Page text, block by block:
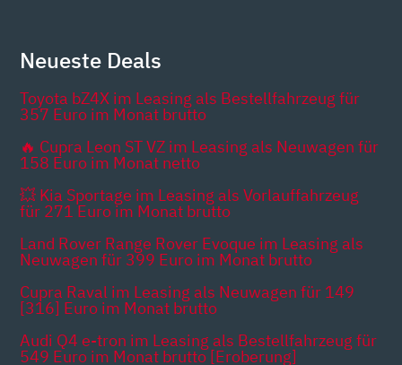
Neueste Deals
Toyota bZ4X im Leasing als Bestellfahrzeug für
357 Euro im Monat brutto
🔥 Cupra Leon ST VZ im Leasing als Neuwagen für
158 Euro im Monat netto
💥 Kia Sportage im Leasing als Vorlauffahrzeug
für 271 Euro im Monat brutto
Land Rover Range Rover Evoque im Leasing als
Neuwagen für 399 Euro im Monat brutto
Cupra Raval im Leasing als Neuwagen für 149
[316] Euro im Monat brutto
Audi Q4 e-tron im Leasing als Bestellfahrzeug für
549 Euro im Monat brutto [Eroberung]